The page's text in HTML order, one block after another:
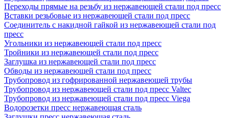
Переходы прямые на резьбу из нержавеющей стали под пресс
Вставки резьбовые из нержавеющей стали под пресс
Соединитель с накидной гайкой из нержавеющей стали под
пресс
Угольники из нержавеющей стали под пресс
Тройники из нержавеющей стали под пресс
Заглушка из нержавеющей стали под пресс
Обводы из нержавеющей стали под пресс
Трубопровод из гофрированной нержавеющей трубы
Трубопровод из нержавеющей стали под пресс Valtec
Трубопровод из нержавеющей стали под пресс Viega
Водорозетки пресс нержавеющая сталь